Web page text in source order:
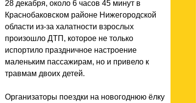
28 декабря, около 6 часов 45 минут в
Краснобаковском районе Нижегородской
области из-за халатности взрослых
произошло ДТП, которое не только
испортило праздничное настроение
маленьким пассажирам, но и привело к
травмам двоих детей.
Организаторы поездки на новогоднюю ёлку